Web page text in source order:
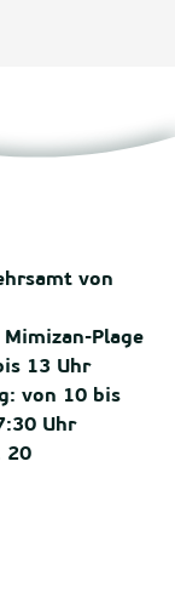
von
Plage
13 Uhr
von 10 bis
Uhr
20